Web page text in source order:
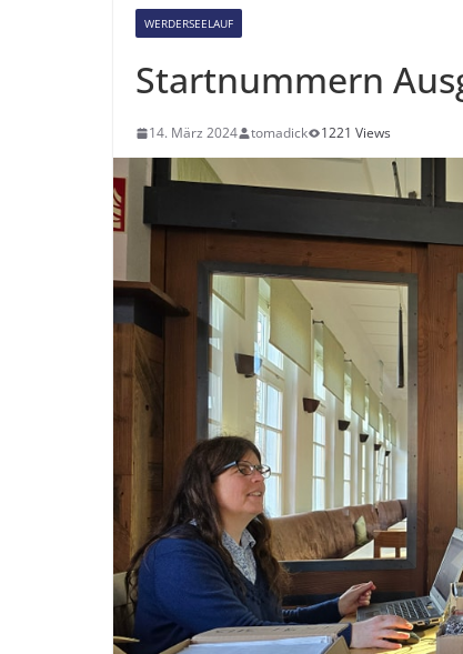
WERDERSEELAUF
Startnummern
14. März 2024 tomadick 1221 Views